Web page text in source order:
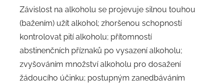
Závislost na alkoholu se projevuje silnou touhou
(bažením) užít alkohol; zhoršenou schopností
kontrolovat pití alkoholu; přítomností
abstinenčních příznaků po vysazení alkoholu;
zvyšováním množství alkoholu pro dosažení
žádoucího účinku; postupným zanedbáváním